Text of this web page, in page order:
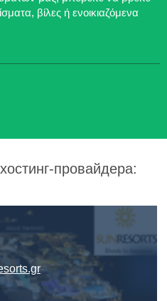
βίλες ή ενοικιαζόμενα
провайдера: